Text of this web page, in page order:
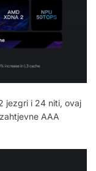
jezgri i 24 niti, ovaj
AAA